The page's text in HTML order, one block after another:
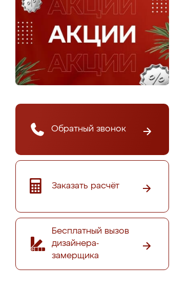
Обратный звонок
Заказать расчёт
Бесплатный вызов
дизайнера-
замерщика